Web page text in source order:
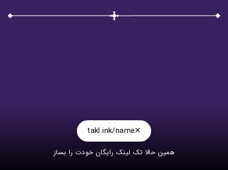
takl.ink/name
همین حالا تک لینک رایگان خودت را بساز